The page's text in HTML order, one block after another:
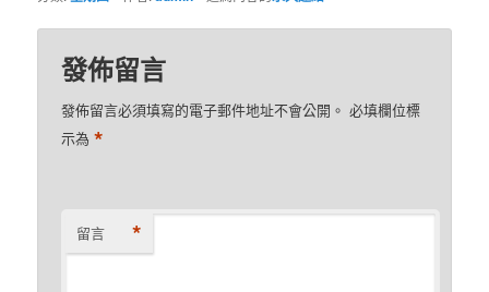
發佈留言
發佈留言必須填寫的電子郵件地址不會公開。 必填欄位標
示為*
留言 *